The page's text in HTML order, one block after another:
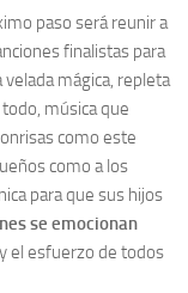
paso será reunir a
finalistas para
mágica, repleta
música que
como este
como a los
para que sus hijos
se emocionan
el esfuerzo de todos